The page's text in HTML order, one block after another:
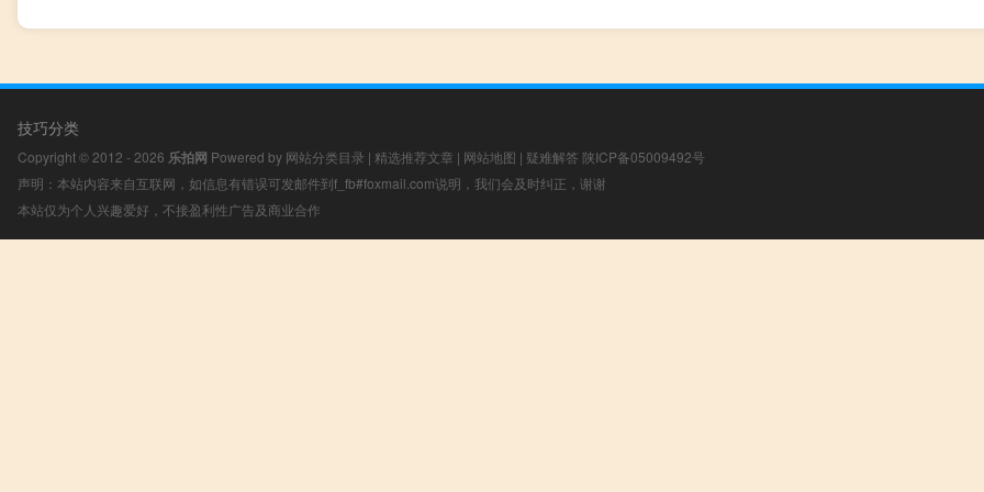
技巧分类
Copyright © 2012 - 2026 乐拍网 Powered by 网站分类目录 | 精选推荐文章 | 网站地图 | 疑难解答 陕ICP备05009492号
声明：本站内容来自互联网，如信息有错误可发邮件到f_fb#foxmail.com说明，我们会及时纠正，谢谢
本站仅为个人兴趣爱好，不接盈利性广告及商业合作